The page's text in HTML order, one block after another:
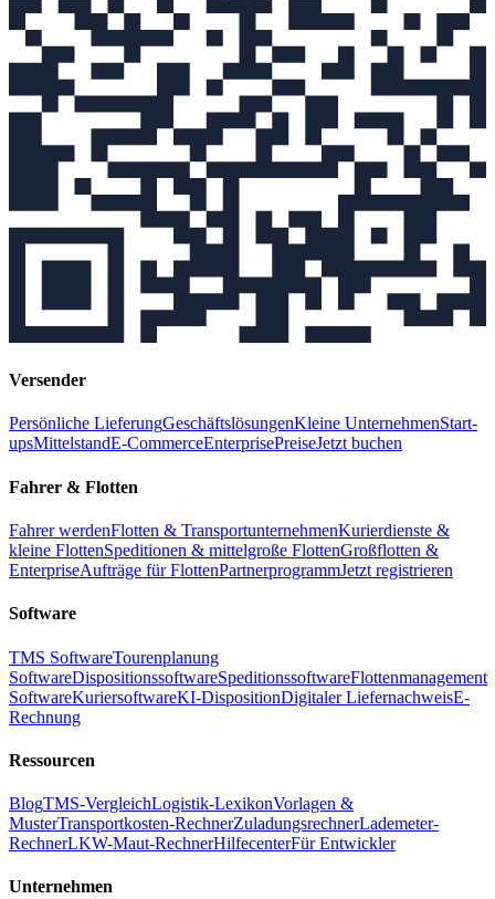
Versender
Persönliche LieferungGeschäftslösungenKleine UnternehmenStart-
upsMittelstandE-CommerceEnterprisePreiseJetzt buchen
Fahrer & Flotten
Fahrer werdenFlotten & TransportunternehmenKurierdienste &
kleine FlottenSpeditionen & mittelgroße FlottenGroßflotten &
EnterpriseAufträge für FlottenPartnerprogrammJetzt registrieren
Software
TMS SoftwareTourenplanung
SoftwareDispositionssoftwareSpeditionssoftwareFlottenmanagement
SoftwareKuriersoftwareKI-DispositionDigitaler LiefernachweisE-
Rechnung
Ressourcen
BlogTMS-VergleichLogistik-LexikonVorlagen &
MusterTransportkosten-RechnerZuladungsrechnerLademeter-
RechnerLKW-Maut-RechnerHilfecenterFür Entwickler
Unternehmen